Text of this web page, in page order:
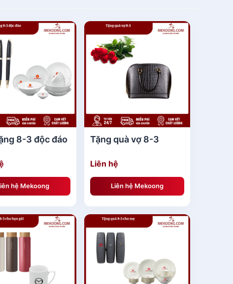
8-3 độc đáo
hệ Mekoong
Tặng quà vợ 8-3
Liên hệ
Liên hệ Mekoong